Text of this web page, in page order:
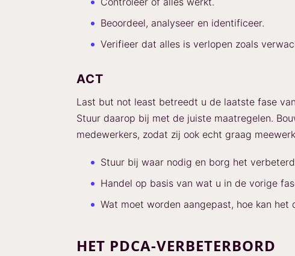
Beoordeel, analyseer en identificeer.
Verifieer dat alles is verlopen zoals
ACT
Last but not least betreedt u de laatste fase
Stuur daarop bij met de juiste maatregelen.
medewerkers, zodat zij ook echt graag
Stuur bij waar nodig en borg het
Handel op basis van wat u in de vorige
Wat moet worden aangepast, hoe kan het
HET PDCA-VERBETERBORD